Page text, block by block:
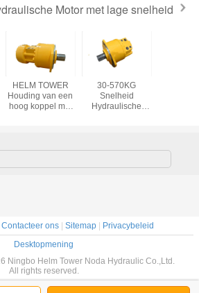
Motor met lage snelheid
HELM TOWER
Houding van een
hoog koppel met
30-570KG
Snelheid
Hydraulische
Contacteer ons| Sitemap| Privacybeleid
Desktopmening
Ningbo Helm Tower Noda Hydraulic Co.,Ltd.
All rights reserved.